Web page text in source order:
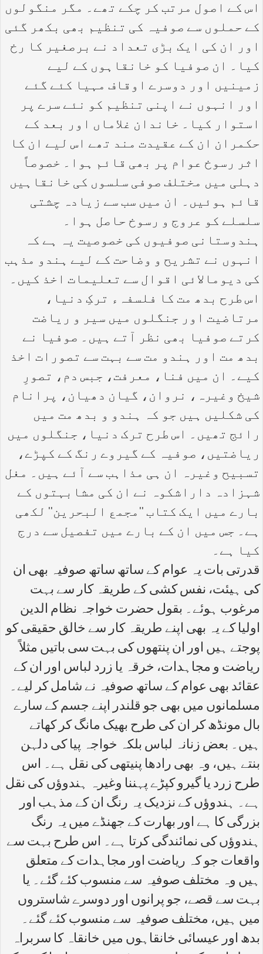
اس کے اصول مرتب کر چکے تھے۔ مگر منگولوں
کے حملوں سے صوفیہ کی تنظیم بھی بکھر گئی
اور ان کی ایک بڑی تعداد نے برصغیر کا رخ
کیا۔ ان صوفیا کو خانقاہوں کے لیے
زمینیں اور دوسرے اوقاف مہیا کئے گئے
اور انہوں نے اپنی تنظیم کو نئے سرے پر
استوار کیا۔ خاندان غلاماں اور بعد کے
حکمران ان کے عقیدت مند تھے اس لیے ان کا
اثر رسوخ عوام پر بھی قائم ہوا۔ خصوصاً
دہلی میں مختلف صوفی سلسوں کی خانقاہیں
قائم ہوئیں۔ ان میں سب سے زیادہ چشتی
سلسلے کو عروج و رسوخ حاصل ہوا۔
ہندوستانی صوفیوں کی خصوصیت یہ ہے کہ
انہوں نے تشریح و وضاحت کے لیے ہندو مذہب
کی دیومالائی اقوال سے تعلیمات اخذ کیں۔
اس طرح بدھ مت کا فلسفہء ترکِ دنیا،
مرتاضیت اور جنگلوں میں سیر و ریاضت
کرتے صوفیا بھی نظر آتے ہیں۔ صوفیا نے
بدھ مت اور ہندو مت سے بہت سے تصورات اخذ
کیے۔ ان میں فنا، معرفت، جبس دم، تصورِ
شیخ وغیرہ، نروان، گیان دھیان، پرانام
کی شکلیں ہیں جو کہ ہندو و بدھ مت میں
رائج تھیں۔ اس طرح ترک دنیا، جنگلوں میں
ریاضتیں، صوفیہ کے گیروے رنگ کے کپڑے،
تسبیح وغیرہ ان ہی مذاہب سے آئے ہیں۔ مغل
شہزادہ داراشکوہ نے ان کی مشابہتوں کے
بارے میں ایک کتاب ''مجمع البحرین'' لکھی
ہے۔ جس میں ان کے بارے میں تفصیل سے درج
کیا ہے۔
قدرتی بات یہ عوام کے ساتھ ساتھ صوفیہ بھی ان
کی ہیئت، نفس کشی کے طریقہ کار سے بہت
مرغوب ہوئے۔ بقول حضرت خواجہ نظام الدین
اولیا کے یہ بھی اپنے طریقہ کار سے خالق حقیقی کو
پوجتے ہیں اور ان پنتھوں کی بہت سی باتیں مثلاً
ریاضت و مجاہدات، خرقہ یا زرد لباس اور ان کے
عقائد بھی عوام کے ساتھ صوفیہ نے شامل کر لیے۔
مسلمانوں میں بھی جو قلندر اپنے جسم کے سارے
بال مونڈھ کر ان کی طرح بھیک مانگ کر کھاتے
ہیں۔ بعض زنانہ لباس بلکہ خواجہ پیا کی دلہن
بنتے ہیں، وہ بھی رادھا پنیتھی کی نقل ہے۔ اس
طرح زرد یا گیرو کپڑے پہننا وغیرہ ہندوؤں کی نقل
ہے۔ ہندوؤں کے نزدیک یہ رنگ ان کے مذہب اور
بزرگی کا ہے اور بھارت کے جھنڈے میں یہ رنگ
ہندوؤں کی نمائندگی کرتا ہے۔ اس طرح بہت سے
واقعات جو کہ ریاضت اور مجاہدات کے متعلق
ہیں وہ مختلف صوفیہ سے منسوب کئے گئے۔ یا
بہت سے قصے، جو پرانوں اور دوسرے شاستروں
میں ہیں، مختلف صوفیہ سے منسوب کئے گئے۔
بدھ اور عیسائی خانقاہوں میں خانقاہ کا سربراہ